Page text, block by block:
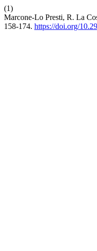
(1)
Marcone-Lo Presti, R. La
158-174. https://doi.org/